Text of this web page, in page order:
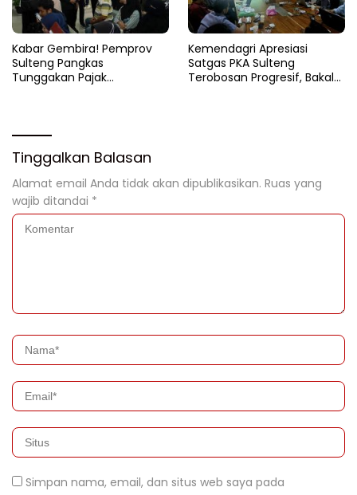
Kabar Gembira! Pemprov
Sulteng Pangkas
Tunggakan Pajak
Kemendagri Apresiasi
Satgas PKA Sulteng
Terobosan Progresif, Bakal
Tinggalkan Balasan
Alamat email Anda tidak akan dipublikasikan. Ruas yang
wajib ditandai *
Simpan nama, email, dan situs web saya pada